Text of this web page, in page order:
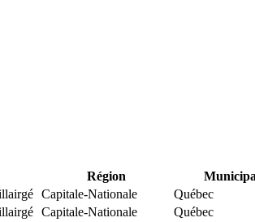
Région
Capitale-Nationale
Québec
Capitale-Nationale
Québec